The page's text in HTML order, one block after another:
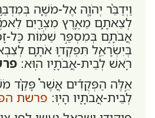
וַיְדַבֵּ֨ר יְהֹוָ֧ה אֶל-מֹשֶׁ֛ה
לְצֵאתָ֛ם מֵאֶ֥רֶץ מִצְרַ֖יִם
אֲבֹתָ֑ם בְּמִסְפַּ֣ר שֵׁמ֔וֹת כָּל-
בְּיִשְׂרָאֵ֑ל תִּפְקְד֥וּ אֹתָ֛ם
רֹ֥אשׁ לְבֵית-אֲבֹתָ֖יו הֽוּא:
אֵ֣לֶּה הַפְּקֻדִ֡ים אֲשֶׁר֩ פָּקַ֨ד
לְבֵית-אֲבֹתָ֖יו הָיֽוּ:פרשת